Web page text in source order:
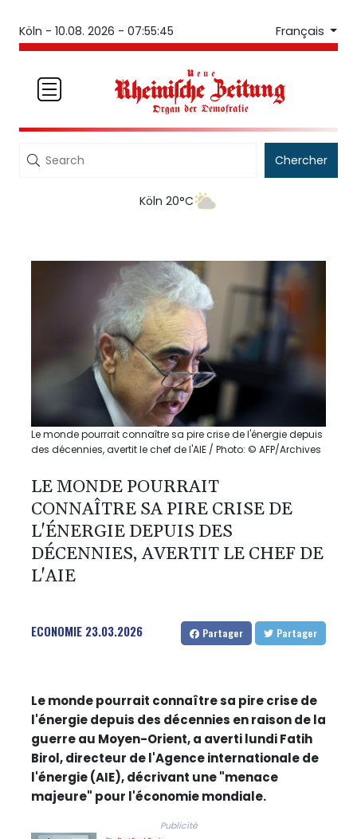
Köln - 10.08. 2026 - 07:55:45 Français
Chercher
Köln 20°C
Le monde pourrait connaître sa pire crise de l'énergie depuis
des décennies, avertit le chef de l'AIE / Photo: © AFP/Archives
LE MONDE POURRAIT
CONNAÎTRE SA PIRE CRISE DE
L'ÉNERGIE DEPUIS DES
DÉCENNIES, AVERTIT LE CHEF DE
L'AIE
ECONOMIE 23.03.2026 Partager Partager
Le monde pourrait connaître sa pire crise de
l'énergie depuis des décennies en raison de la
guerre au Moyen-Orient, a averti lundi Fatih
Birol, directeur de l'Agence internationale de
l'énergie (AIE), décrivant une "menace
majeure" pour l'économie mondiale.
Publicité